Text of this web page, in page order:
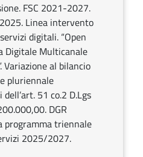
FSC 2021-2027.
Linea intervento
digitali. “Open
Digitale Multicanale
Variazione al bilancio
pluriennale
51 co.2 D.Lgs
DGR
programma triennale
2025/2027.